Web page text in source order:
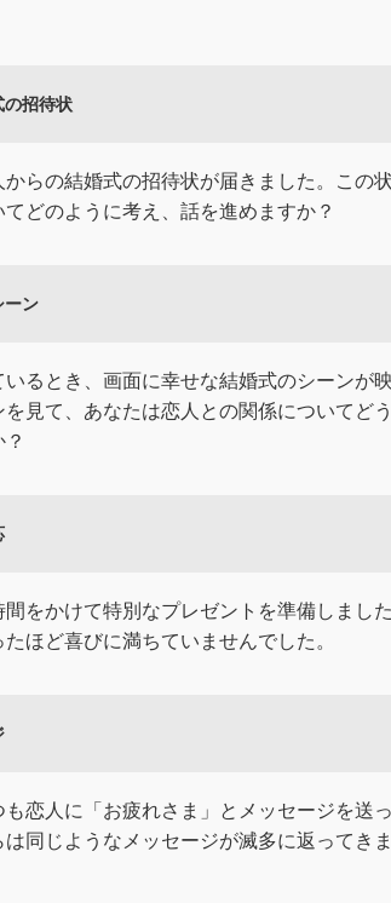
の招待状
らの結婚式の招待状が届きました。この
どのように考え、話を進めますか？
ーン
るとき、画面に幸せな結婚式のシーンが
見て、あなたは恋人との関係についてど
をかけて特別なプレゼントを準備しまし
ほど喜びに満ちていませんでした。
恋人に「お疲れさま」とメッセージを送
は同じようなメッセージが滅多に返ってき